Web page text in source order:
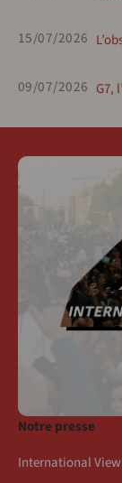
15/07/2026
09/07/2026 G7,
Notre presse
International